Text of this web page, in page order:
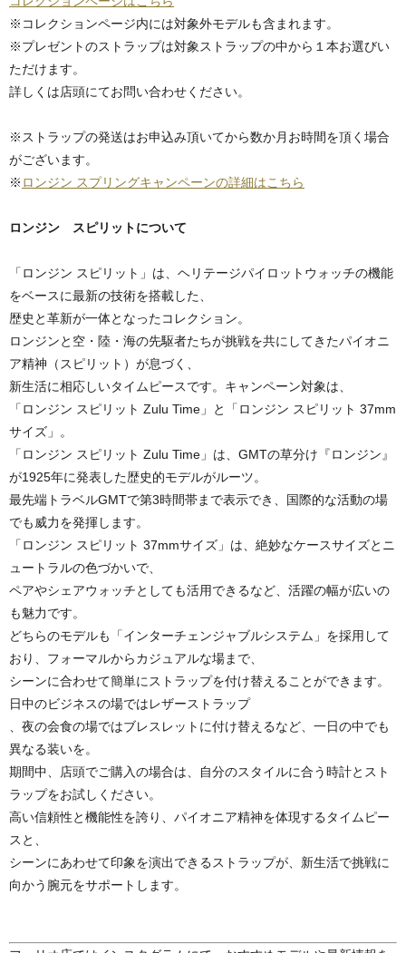
※コレクションページ内には対象外モデルも含まれます。
※プレゼントのストラップは対象ストラップの中から１本お選びい
ただけます。
詳しくは店頭にてお問い合わせください。
※ストラップの発送はお申込み頂いてから数か月お時間を頂く場合
がございます。
※ ロンジン スプリングキャンペーンの詳細はこちら
ロンジン スピリットについて
「ロンジン スピリット」は、ヘリテージパイロットウォッチの機能
をベースに最新の技術を搭載した、
歴史と革新が一体となったコレクション。
ロンジンと空・陸・海の先駆者たちが挑戦を共にしてきたパイオニ
ア精神（スピリット）が息づく、
新生活に相応しいタイムピースです。キャンペーン対象は、
「ロンジン スピリット Zulu Time」と「ロンジン スピリット 37mm
サイズ」。
「ロンジン スピリット Zulu Time」は、GMTの草分け『ロンジン』
が1925年に発表した歴史的モデルがルーツ。
最先端トラベルGMTで第3時間帯まで表示でき、国際的な活動の場
でも威力を発揮します。
「ロンジン スピリット 37mmサイズ」は、絶妙なケースサイズとニ
ュートラルの色づかいで、
ペアやシェアウォッチとしても活用できるなど、活躍の幅が広いの
も魅力です。
どちらのモデルも「インターチェンジャブルシステム」を採用して
おり、フォーマルからカジュアルな場まで、
シーンに合わせて簡単にストラップを付け替えることができます。
日中のビジネスの場ではレザーストラップ
、夜の会食の場ではブレスレットに付け替えるなど、一日の中でも
異なる装いを。
期間中、店頭でご購入の場合は、自分のスタイルに合う時計とスト
ラップをお試しください。
高い信頼性と機能性を誇り、パイオニア精神を体現するタイムピー
スと、
シーンにあわせて印象を演出できるストラップが、新生活で挑戦に
向かう腕元をサポートします。